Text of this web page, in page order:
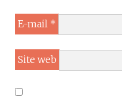
E-mail *
Site web